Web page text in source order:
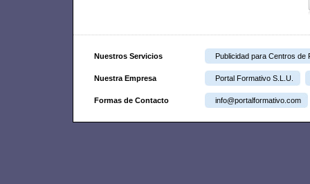
Nuestros Servicios Publicidad para Centros de
Nuestra Empresa Portal Formativo S.L.U.
Formas de Contacto info@portalformativo.com